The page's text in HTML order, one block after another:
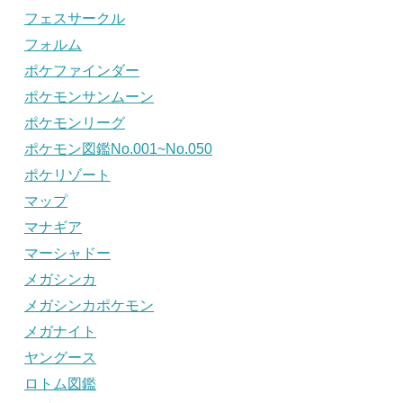
フェスサークル
フォルム
ポケファインダー
ポケモンサンムーン
ポケモンリーグ
ポケモン図鑑No.001~No.050
ポケリゾート
マップ
マナギア
マーシャドー
メガシンカ
メガシンカポケモン
メガナイト
ヤングース
ロトム図鑑